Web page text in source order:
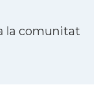
la comunitat